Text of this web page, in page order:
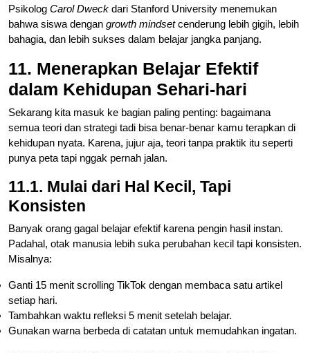
Psikolog Carol Dweck dari Stanford University menemukan
bahwa siswa dengan growth mindsetcenderung lebih gigih, lebih
bahagia, dan lebih sukses dalam belajar jangka panjang.
11. Menerapkan Belajar Efektif
dalam Kehidupan Sehari-hari
Sekarang kita masuk ke bagian paling penting: bagaimana
semua teori dan strategi tadi bisa benar-benar kamu terapkan di
kehidupan nyata. Karena, jujur aja, teori tanpa praktik itu seperti
punya peta tapi nggak pernah jalan.
11.1. Mulai dari Hal Kecil, Tapi
Konsisten
Banyak orang gagal belajar efektif karena pengin hasil instan.
Padahal, otak manusia lebih suka perubahan kecil tapi konsisten.
Misalnya:
Ganti 15 menit scrolling TikTok dengan membaca satu artikel
setiap hari.
Tambahkan waktu refleksi 5 menit setelah belajar.
Gunakan warna berbeda di catatan untuk memudahkan ingatan.